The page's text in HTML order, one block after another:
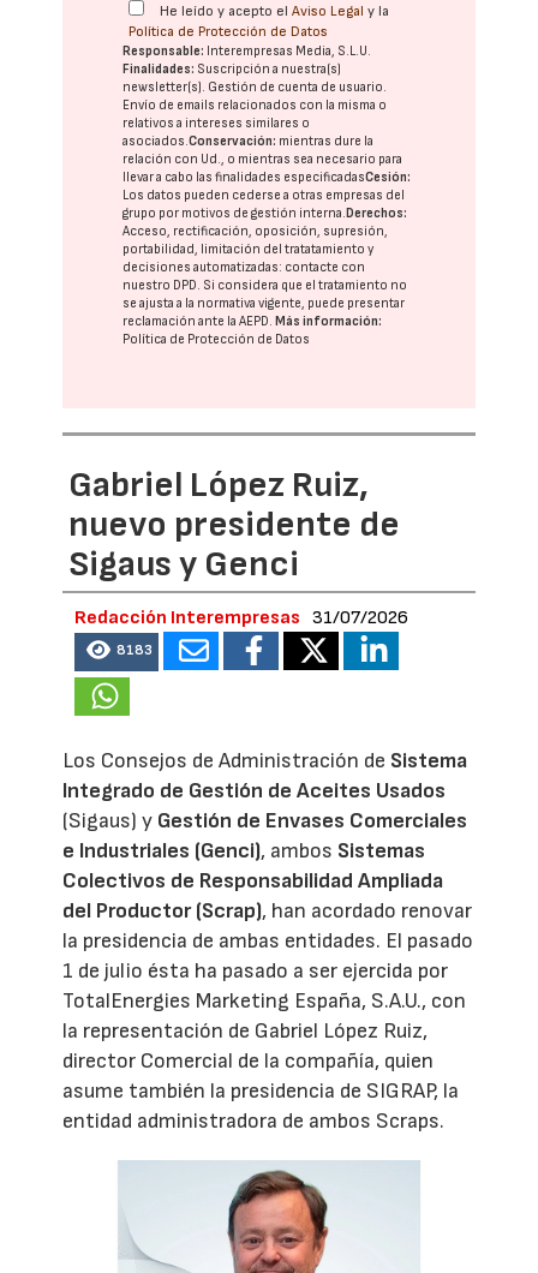
He leído y acepto elAviso Legal y la
Política de Protección de Datos
Responsable: Interempresas Media, S.L.U.
Finalidades: Suscripción a nuestra(s)
newsletter(s). Gestión de cuenta de usuario.
Envío de emails relacionados con la misma o
relativos a intereses similares o
asociados.Conservación: mientras dure la
relación con Ud., o mientras sea necesario para
llevar a cabo las finalidades especificadasCesión:
Los datos pueden cederse a otras empresas del
grupo por motivos de gestión interna.Derechos:
Acceso, rectificación, oposición, supresión,
portabilidad, limitación del tratatamiento y
decisiones automatizadas: contacte con
nuestro DPD. Si considera que el tratamiento no
se ajusta a la normativa vigente, puede presentar
reclamación ante laAEPD.Más información:
Política de Protección de Datos
Gabriel López Ruiz,
nuevo presidente de
Sigaus y Genci
Redacción Interempresas 31/07/2026
8183
Los Consejos de Administración de Sistema
Integrado de Gestión de Aceites Usados
(Sigaus) y Gestión de Envases Comerciales
e Industriales (Genci), ambos Sistemas
Colectivos de Responsabilidad Ampliada
del Productor (Scrap), han acordado renovar
la presidencia de ambas entidades. El pasado
1 de julio ésta ha pasado a ser ejercida por
TotalEnergies Marketing España, S.A.U., con
la representación de Gabriel López Ruiz,
director Comercial de la compañía, quien
asume también la presidencia de SIGRAP, la
entidad administradora de ambos Scraps.